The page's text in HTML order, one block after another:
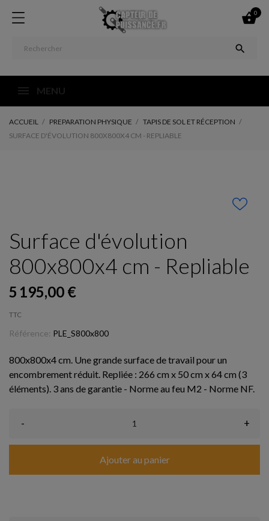

0

MENU
ACCUEIL PREPARATION PHYSIQUE
TAPIS DE SOL ET RÉCEPTION
SURFACE D'ÉVOLUTION 800X800X4 CM - REPLIABLE
Surface d'évolution
800x800x4 cm - Repliable
5 195,00 €
TTC
Référence: PLE_S800x800
800x800x4 cm. Une grande surface de travail pour un
encombrement réduit. Repliée : 266 cm x 50 cm x 64 cm (3
éléments). 3 ans de garantie - Norme au feu M2 - Norme NF.
- +
Ajouter au panier